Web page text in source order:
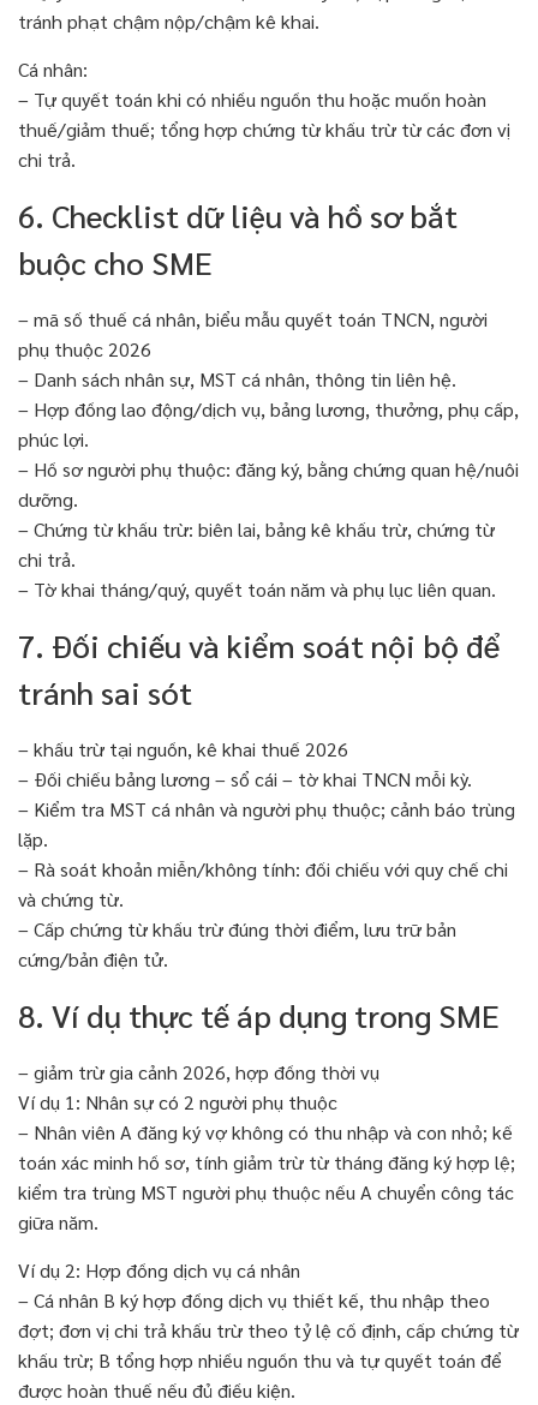
tránh phạt chậm nộp/chậm kê khai.
Cá nhân:
– Tự quyết toán khi có nhiều nguồn thu hoặc muốn hoàn
thuế/giảm thuế; tổng hợp chứng từ khấu trừ từ các đơn vị
chi trả.
6. Checklist dữ liệu và hồ sơ bắt
buộc cho SME
– mã số thuế cá nhân, biểu mẫu quyết toán TNCN, người
phụ thuộc 2026
– Danh sách nhân sự, MST cá nhân, thông tin liên hệ.
– Hợp đồng lao động/dịch vụ, bảng lương, thưởng, phụ cấp,
phúc lợi.
– Hồ sơ người phụ thuộc: đăng ký, bằng chứng quan hệ/nuôi
dưỡng.
– Chứng từ khấu trừ: biên lai, bảng kê khấu trừ, chứng từ
chi trả.
– Tờ khai tháng/quý, quyết toán năm và phụ lục liên quan.
7. Đối chiếu và kiểm soát nội bộ để
tránh sai sót
– khấu trừ tại nguồn, kê khai thuế 2026
– Đối chiếu bảng lương – sổ cái – tờ khai TNCN mỗi kỳ.
– Kiểm tra MST cá nhân và người phụ thuộc; cảnh báo trùng
lặp.
– Rà soát khoản miễn/không tính: đối chiếu với quy chế chi
và chứng từ.
– Cấp chứng từ khấu trừ đúng thời điểm, lưu trữ bản
cứng/bản điện tử.
8. Ví dụ thực tế áp dụng trong SME
– giảm trừ gia cảnh 2026, hợp đồng thời vụ
Ví dụ 1: Nhân sự có 2 người phụ thuộc
– Nhân viên A đăng ký vợ không có thu nhập và con nhỏ; kế
toán xác minh hồ sơ, tính giảm trừ từ tháng đăng ký hợp lệ;
kiểm tra trùng MST người phụ thuộc nếu A chuyển công tác
giữa năm.
Ví dụ 2: Hợp đồng dịch vụ cá nhân
– Cá nhân B ký hợp đồng dịch vụ thiết kế, thu nhập theo
đợt; đơn vị chi trả khấu trừ theo tỷ lệ cố định, cấp chứng từ
khấu trừ; B tổng hợp nhiều nguồn thu và tự quyết toán để
được hoàn thuế nếu đủ điều kiện.